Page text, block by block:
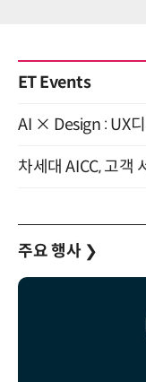
ET Events
주요 행사 ❯